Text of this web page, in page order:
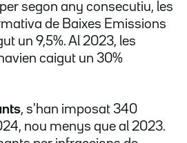
segon any consecutiu, les
de Baixes Emissions
un 9,5%. Al 2023, les
caigut un 30%
, s'han imposat 340
nou menys que al 2023.